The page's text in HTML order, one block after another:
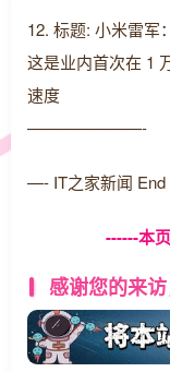
12. 标题: 小米雷军
这是业内首次在 1
速度
———————-
—- IT之家新闻
------本
感谢您的来